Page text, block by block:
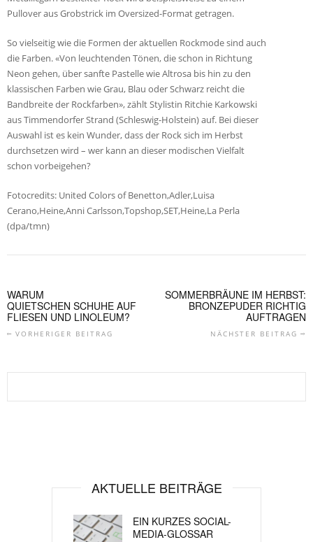
Pullover aus Grobstrick im Oversized-Format getragen.
So vielseitig wie die Formen der aktuellen Rockmode sind auch
die Farben. «Von leuchtenden Tönen, die schon in Richtung
Neon gehen, über sanfte Pastelle wie Altrosa bis hin zu den
klassischen Farben wie Grau, Blau oder Schwarz reicht die
Bandbreite der Rockfarben», zählt Stylistin Ritchie Karkowski
aus Timmendorfer Strand (Schleswig-Holstein) auf. Bei dieser
Auswahl ist es kein Wunder, dass der Rock sich im Herbst
durchsetzen wird – wer kann an dieser modischen Vielfalt
schon vorbeigehen?
Fotocredits: United Colors of Benetton,Adler,Luisa
Cerano,Heine,Anni Carlsson,Topshop,SET,Heine,La Perla
(dpa/tmn)
WARUM
QUIETSCHEN SCHUHE AUF
FLIESEN UND LINOLEUM?
VORHERIGER BEITRAG
SOMMERBRÄUNE IM HERBST:
BRONZEPUDER RICHTIG
AUFTRAGEN
NÄCHSTER BEITRAG
AKTUELLE BEITRÄGE
EIN KURZES SOCIAL-
MEDIA-GLOSSAR